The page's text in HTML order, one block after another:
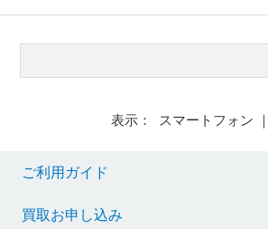
表示： スマートフォン ｜
ご利用ガイド
買取お申し込み